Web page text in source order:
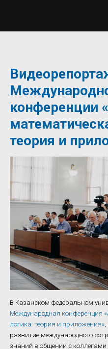
конференции
теория и
В Казанском федеральном
Международная конференция
логика: теория и приложения»
развитие международного
знаний в общении с коллегами